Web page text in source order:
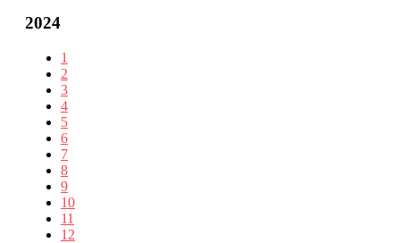
2024
1
2
3
4
5
6
7
8
9
10
11
12